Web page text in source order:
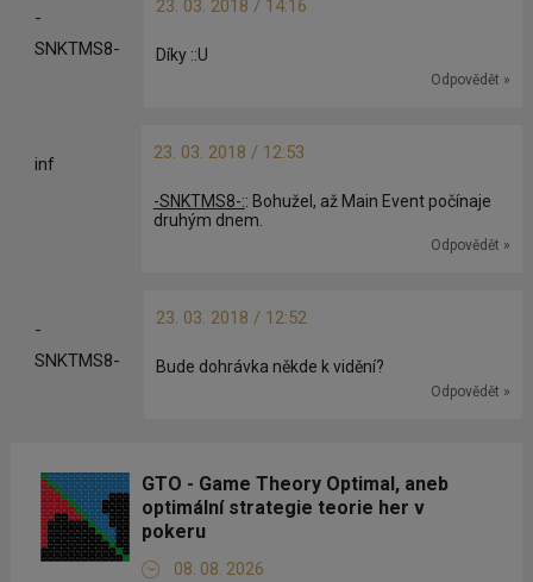
-
SNKTMS8-
23. 03. 2018 / 14:16
Díky ::U
Odpovědět »
inf
23. 03. 2018 / 12:53
-SNKTMS8-:: Bohužel, až Main Event počínaje
druhým dnem.
Odpovědět »
-
SNKTMS8-
23. 03. 2018 / 12:52
Bude dohrávka někde k vidění?
Odpovědět »
GTO - Game Theory Optimal, aneb
optimální strategie teorie her v
pokeru
08. 08. 2026